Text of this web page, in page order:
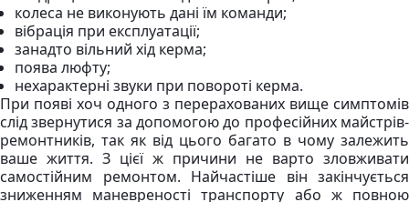
колеса не виконують дані їм команди;
вібрація при експлуатації;
занадто вільний хід керма;
поява люфту;
нехарактерні звуки при повороті керма.
При появі хоч одного з перерахованих вище симптомів
слід звернутися за допомогою до професійних майстрів-
ремонтників, так як від цього багато в чому залежить
ваше життя. З цієї ж причини не варто зловживати
самостійним ремонтом. Найчастіше він закінчується
зниженням маневреності транспорту або ж повною